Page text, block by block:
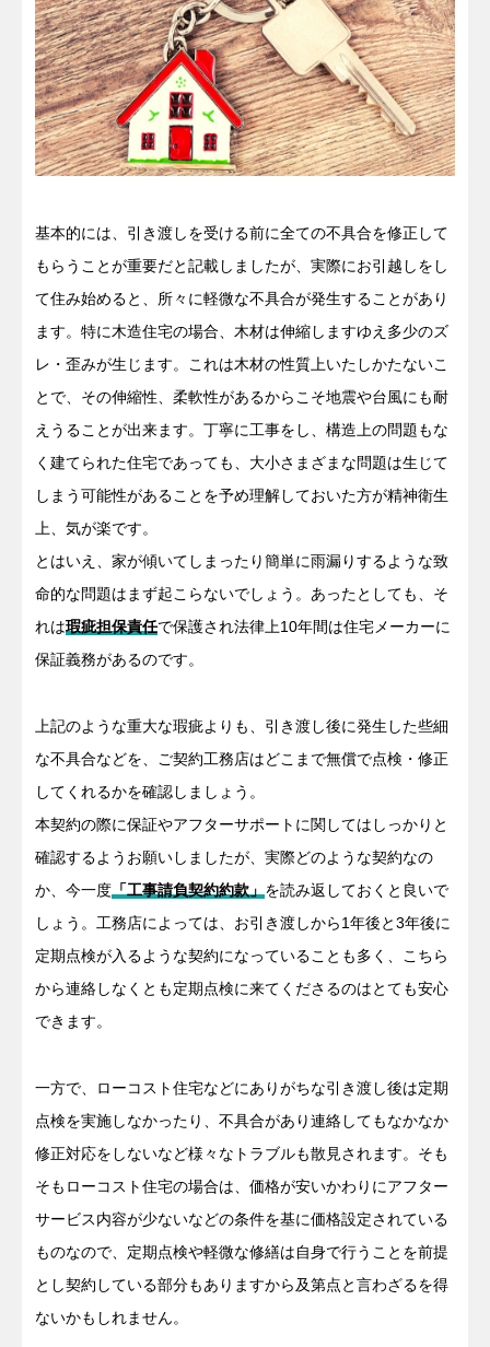
基本的には、引き渡しを受ける前に全ての不具合を修正して
もらうことが重要だと記載しましたが、実際にお引越しをし
て住み始めると、所々に軽微な不具合が発生することがあり
ます。特に木造住宅の場合、木材は伸縮しますゆえ多少のズ
レ・歪みが生じます。これは木材の性質上いたしかたないこ
とで、その伸縮性、柔軟性があるからこそ地震や台風にも耐
えうることが出来ます。丁寧に工事をし、構造上の問題もな
く建てられた住宅であっても、大小さまざまな問題は生じて
しまう可能性があることを予め理解しておいた方が精神衛生
上、気が楽です。
とはいえ、家が傾いてしまったり簡単に雨漏りするような致
命的な問題はまず起こらないでしょう。あったとしても、そ
れは瑕疵担保責任で保護され法律上10年間は住宅メーカーに
保証義務があるのです。
上記のような重大な瑕疵よりも、引き渡し後に発生した些細
な不具合などを、ご契約工務店はどこまで無償で点検・修正
してくれるかを確認しましょう。
本契約の際に保証やアフターサポートに関してはしっかりと
確認するようお願いしましたが、実際どのような契約なの
か、今一度 「工事請負契約約款」 を読み返しておくと良いで
しょう。工務店によっては、お引き渡しから1年後と3年後に
定期点検が入るような契約になっていることも多く、こちら
から連絡しなくとも定期点検に来てくださるのはとても安心
できます。
一方で、ローコスト住宅などにありがちな引き渡し後は定期
点検を実施しなかったり、不具合があり連絡してもなかなか
修正対応をしないなど様々なトラブルも散見されます。そも
そもローコスト住宅の場合は、価格が安いかわりにアフター
サービス内容が少ないなどの条件を基に価格設定されている
ものなので、定期点検や軽微な修繕は自身で行うことを前提
とし契約している部分もありますから及第点と言わざるを得
ないかもしれません。